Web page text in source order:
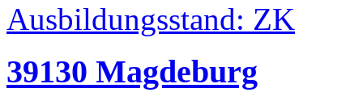
Ausbildungsstand: ZK
39130 Magdeburg